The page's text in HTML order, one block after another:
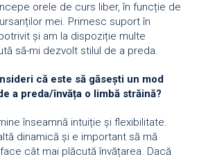
orele de curs liber, în funcție de
mei. Primesc suport în
și am la dispoziție multe
să-mi dezvolt stilul de a preda.
că este să găsești un mod
a preda/învăța o limbă străină?
înseamnă intuiție și flexibilitate.
dinamică și e important să mă
cât mai plăcută învățarea. Dacă